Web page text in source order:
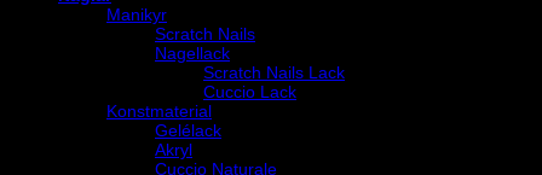
Manikyr
Scratch Nails
Nagellack
Scratch Nails Lack
Cuccio Lack
Konstmaterial
Gelélack
Akryl
Cuccio Naturale